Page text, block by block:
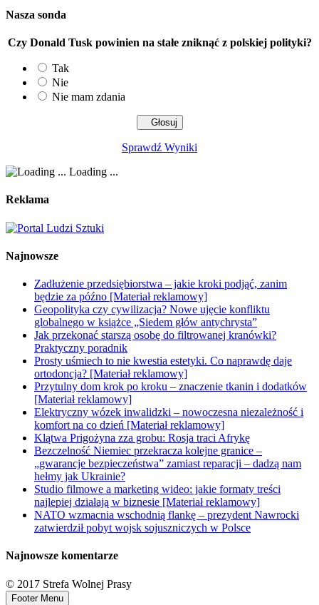
Nasza sonda
Czy Donald Tusk powinien na stałe zniknąć z polskiej polityki?
Tak
Nie
Nie mam zdania
Sprawdź Wyniki
Loading ...
Reklama
Najnowsze
Zadłużenie przedsiębiorstwa – jakie kroki podjąć, zanim
będzie za późno [Materiał reklamowy]
Geopolityka czy cywilizacja? Nowe ujęcie konfliktu
globalnego w książce „Siedem głów antychrysta”
Jak przekonać starszą osobę do filtrowanej kranówki?
Praktyczny poradnik
Prosty uśmiech to nie kwestia estetyki. Co naprawdę daje
ortodoncja? [Materiał reklamowy]
Przytulny dom krok po kroku – znaczenie tkanin i dodatków
[Materiał reklamowy]
Elektryczny wózek inwalidzki – nowoczesna niezależność i
komfort na co dzień [Materiał reklamowy]
Klątwa Prigożyna zza grobu: Rosja traci Afrykę
Bezczelność Niemiec przekracza kolejne granice –
„gwarancje bezpieczeństwa” zamiast reparacji – dadzą nam
hełmy jak Ukrainie?
Studio filmowe a marketing wideo: jakie formaty treści
najlepiej działają w biznesie [Materiał reklamowy]
NATO wzmacnia wschodnią flankę – prezydent Nawrocki
zatwierdził pobyt wojsk sojuszniczych w Polsce
Najnowsze komentarze
© 2017 Strefa Wolnej Prasy
Footer Menu